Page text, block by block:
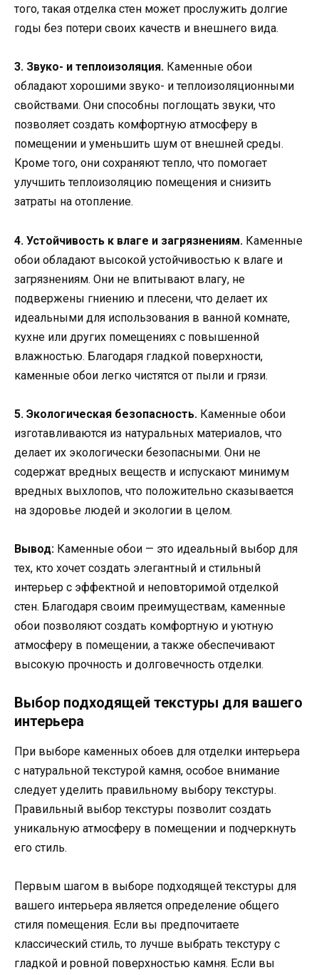
того, такая отделка стен может прослужить долгие
годы без потери своих качеств и внешнего вида.
3. Звуко- и теплоизоляция. Каменные обои
обладают хорошими звуко- и теплоизоляционными
свойствами. Они способны поглощать звуки, что
позволяет создать комфортную атмосферу в
помещении и уменьшить шум от внешней среды.
Кроме того, они сохраняют тепло, что помогает
улучшить теплоизоляцию помещения и снизить
затраты на отопление.
4. Устойчивость к влаге и загрязнениям. Каменные
обои обладают высокой устойчивостью к влаге и
загрязнениям. Они не впитывают влагу, не
подвержены гниению и плесени, что делает их
идеальными для использования в ванной комнате,
кухне или других помещениях с повышенной
влажностью. Благодаря гладкой поверхности,
каменные обои легко чистятся от пыли и грязи.
5. Экологическая безопасность. Каменные обои
изготавливаются из натуральных материалов, что
делает их экологически безопасными. Они не
содержат вредных веществ и испускают минимум
вредных выхлопов, что положительно сказывается
на здоровье людей и экологии в целом.
Вывод: Каменные обои — это идеальный выбор для
тех, кто хочет создать элегантный и стильный
интерьер с эффектной и неповторимой отделкой
стен. Благодаря своим преимуществам, каменные
обои позволяют создать комфортную и уютную
атмосферу в помещении, а также обеспечивают
высокую прочность и долговечность отделки.
Выбор подходящей текстуры для вашего
интерьера
При выборе каменных обоев для отделки интерьера
с натуральной текстурой камня, особое внимание
следует уделить правильному выбору текстуры.
Правильный выбор текстуры позволит создать
уникальную атмосферу в помещении и подчеркнуть
его стиль.
Первым шагом в выборе подходящей текстуры для
вашего интерьера является определение общего
стиля помещения. Если вы предпочитаете
классический стиль, то лучше выбрать текстуру с
гладкой и ровной поверхностью камня. Если вы